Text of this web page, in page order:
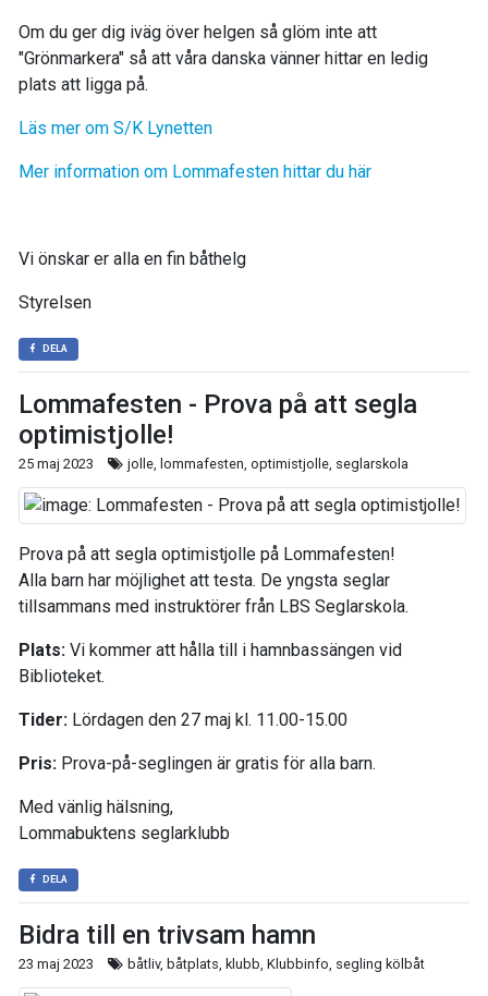
Om du ger dig iväg över helgen så glöm inte att
"Grönmarkera" så att våra danska vänner hittar en ledig
plats att ligga på.
Läs mer om S/K Lynetten
Mer information om Lommafesten hittar du här
Vi önskar er alla en fin båthelg
Styrelsen
DELA
Lommafesten - Prova på att segla
optimistjolle!
25 maj 2023 jolle, lommafesten, optimistjolle, seglarskola
Prova på att segla optimistjolle på Lommafesten!
Alla barn har möjlighet att testa. De yngsta seglar
tillsammans med instruktörer från LBS Seglarskola.
Plats: Vi kommer att hålla till i hamnbassängen vid
Biblioteket.
Tider: Lördagen den 27 maj kl. 11.00-15.00
Pris: Prova-på-seglingen är gratis för alla barn.
Med vänlig hälsning,
Lommabuktens seglarklubb
DELA
Bidra till en trivsam hamn
23 maj 2023 båtliv, båtplats, klubb, Klubbinfo, segling kölbåt